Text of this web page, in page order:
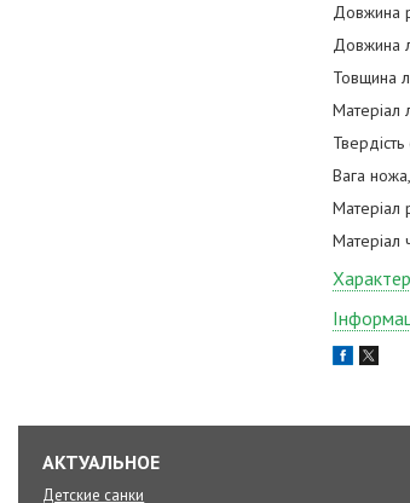
Довжина
Довжина
Товщина
Матеріал
Вага
Матеріал
Матеріал
АКТУАЛЬНОЕ
Детские санки